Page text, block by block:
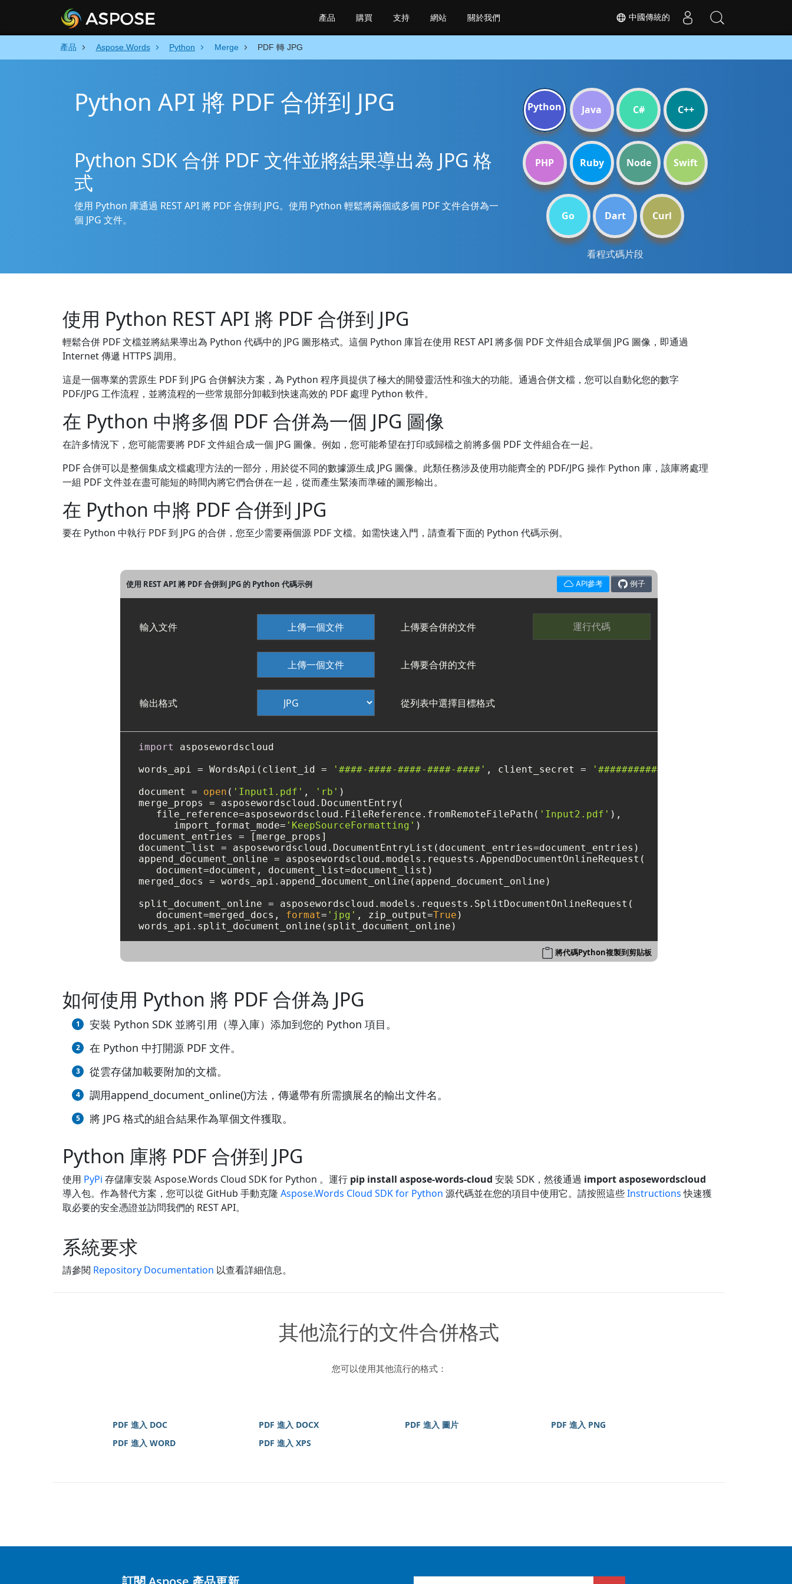
產品 Aspose.Words Python Merge PDF 轉 JPG
Python API 將 PDF 合併到 JPG
Python SDK 合併 PDF 文件並將結果導出為 JPG 格
式
使用 Python 庫通過 REST API 將 PDF 合併到 JPG。使用 Python 輕鬆將兩個或多個 PDF 文件合併為一
個 JPG 文件。
Python Java C# C++
PHP Ruby Node Swift
Go Dart Curl
看程式碼片段
使用 Python REST API 將 PDF 合併到 JPG
輕鬆合併 PDF 文檔並將結果導出為 Python 代碼中的 JPG 圖形格式。這個 Python 庫旨在使用 REST API 將多個 PDF 文件組合成單個 JPG 圖像，即通過
Internet 傳遞 HTTPS 調用。
這是一個專業的雲原生 PDF 到 JPG 合併解決方案，為 Python 程序員提供了極大的開發靈活性和強大的功能。通過合併文檔，您可以自動化您的數字
PDF/JPG 工作流程，並將流程的一些常規部分卸載到快速高效的 PDF 處理 Python 軟件。
在 Python 中將多個 PDF 合併為一個 JPG 圖像
在許多情況下，您可能需要將 PDF 文件組合成一個 JPG 圖像。例如，您可能希望在打印或歸檔之前將多個 PDF 文件組合在一起。
PDF 合併可以是整個集成文檔處理方法的一部分，用於從不同的數據源生成 JPG 圖像。此類任務涉及使用功能齊全的 PDF/JPG 操作 Python 庫，該庫將處理
一組 PDF 文件並在盡可能短的時間內將它們合併在一起，從而產生緊湊而準確的圖形輸出。
在 Python 中將 PDF 合併到 JPG
要在 Python 中執行 PDF 到 JPG 的合併，您至少需要兩個源 PDF 文檔。如需快速入門，請查看下面的 Python 代碼示例。
使用 REST API 將 PDF 合併到 JPG 的 Python 代碼示例 API參考 例子
輸入文件 上傳一個文件 上傳要合併的文件 運行代碼
上傳一個文件 上傳要合併的文件
輸出格式 從列表中選擇目標格式
import
asposewordscloud
words_api = WordsApi(client_id =
'####-####-####-####-####' , client_secret = '##################'
document = open ( 'Input1.pdf' , 'rb' )
merge_props = asposewordscloud.DocumentEntry(
   file_reference=asposewordscloud.FileReference.fromRemoteFilePath(
'Input2.pdf' ),
      import_format_mode=
'KeepSourceFormatting' )
document_entries = [merge_props]
document_list = asposewordscloud.DocumentEntryList(document_entries=document_entries)
append_document_online = asposewordscloud.models.requests.AppendDocumentOnlineRequest(
   document=document, document_list=document_list)
merged_docs = words_api.append_document_online(append_document_online)
split_document_online = asposewordscloud.models.requests.SplitDocumentOnlineRequest(
   document=merged_docs,
format= 'jpg' , zip_output=True )
將代碼Python複製到剪貼板
如何使用 Python 將 PDF 合併為 JPG
安裝 Python SDK 並將引用（導入庫）添加到您的 Python 項目。
在 Python 中打開源 PDF 文件。
從雲存儲加載要附加的文檔。
調用append_document_online()方法，傳遞帶有所需擴展名的輸出文件名。
將 JPG 格式的組合結果作為單個文件獲取。
Python 庫將 PDF 合併到 JPG
使用 PyPi 存儲庫安裝 Aspose.Words Cloud SDK for Python 。運行 pip install aspose-words-cloud 安裝 SDK，然後通過 import asposewordscloud
導入包。作為替代方案，您可以從 GitHub 手動克隆 Aspose.Words Cloud SDK for Python 源代碼並在您的項目中使用它。請按照這些Instructions快速獲
取必要的安全憑證並訪問我們的 REST API。
系統要求
請參閱 Repository Documentation 以查看詳細信息。
其他流行的文件合併格式
您可以使用其他流行的格式：
PDF 進入 DOC PDF 進入 DOCX PDF 進入 圖片
PDF 進入 PNG
PDF 進入 WORD
PDF 進入 XPS
中國傳統的
產品 購買 支持 網站 關於我們